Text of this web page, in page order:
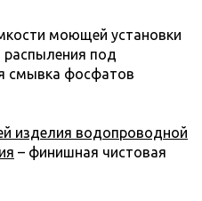
моющей установки
под
смывка фосфатов
изделия водопроводной
– финишная чистовая